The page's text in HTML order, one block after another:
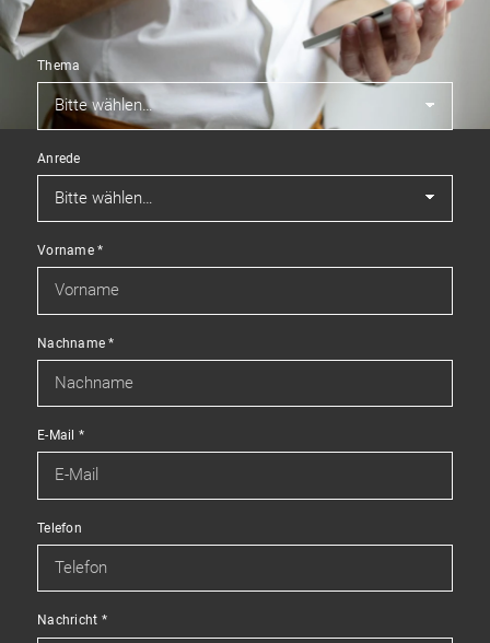
Thema
Anrede
Vorname*
Nachname*
E-Mail *
Telefon
Nachricht *